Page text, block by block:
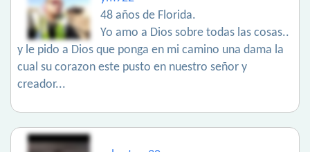
48 años de Florida.
Yo amo a Dios sobre todas las cosas..
y le pido a Dios que ponga en mi camino una dama la
cual su corazon este pusto en nuestro señor y
creador...